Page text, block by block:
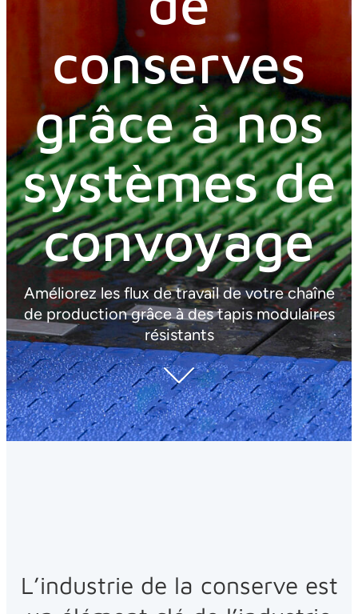
conserves
grâce à nos
systèmes de
convoyage
Améliorez les flux de travail de votre chaîne
de production grâce à des tapis modulaires
résistants
L’industrie de la conserve est